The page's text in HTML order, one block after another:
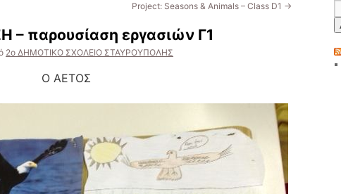
Project: Seasons & Animals – Class D1 →
παρουσίαση εργασιών Γ1
2ο ΔΗΜΟΤΙΚΟ ΣΧΟΛΕΙΟ ΣΤΑΥΡΟΥΠΟΛΗΣ
Ο ΑΕΤΟΣ